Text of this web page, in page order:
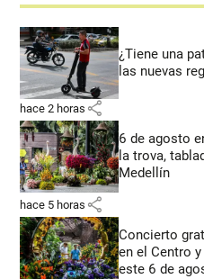
¿Tiene una
las nuevas
hace 2 horas share
6 de agosto
la trova,
Medellín
hace 5 horas share
Concierto
en el Centro
este 6 de